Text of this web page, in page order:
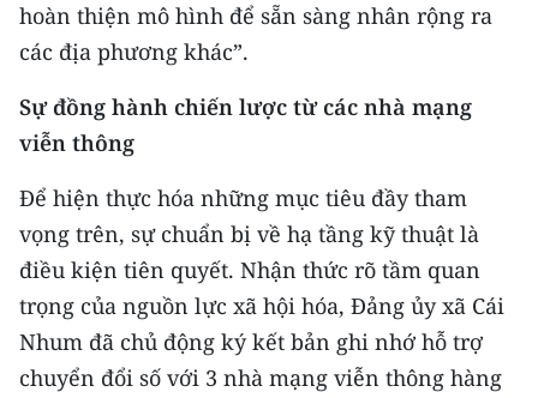
hoàn thiện mô hình để sẵn sàng nhân rộng ra
các địa phương khác”.
Sự đồng hành chiến lược từ các nhà mạng
viễn thông
Để hiện thực hóa những mục tiêu đầy tham
vọng trên, sự chuẩn bị về hạ tầng kỹ thuật là
điều kiện tiên quyết. Nhận thức rõ tầm quan
trọng của nguồn lực xã hội hóa, Đảng ủy xã Cái
Nhum đã chủ động ký kết bản ghi nhớ hỗ trợ
chuyển đổi số với 3 nhà mạng viễn thông hàng